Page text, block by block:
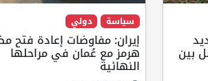
بين
سياسة دولي
إيران: مفاوضات إعادة فتح
هرمز مع عُمان في مراحلها
النهائية